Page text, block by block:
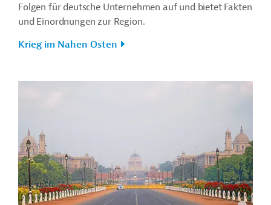
Folgen für deutsche Unternehmen auf und bietet Fakten
und Einordnungen zur Region.
Krieg im Nahen Osten